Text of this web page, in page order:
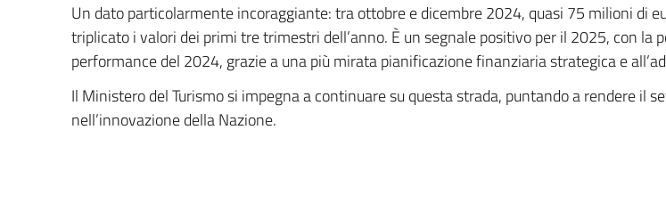
Un dato particolarmente incoraggiante: tra ottobre e dicembre 2024, quasi 75 milioni di
triplicato i valori dei primi tre trimestri dell’anno. È un segnale positivo per il 2025, con la
performance del 2024, grazie a una più mirata pianificazione finanziaria strategica e
Il Ministero del Turismo si impegna a continuare su questa strada, puntando a rendere il
nell’innovazione della Nazione.